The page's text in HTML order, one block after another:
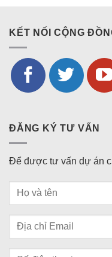
KẾT NỐI CỘNG
ĐĂNG KÝ TƯ VẤN
Để được tư vấn dự án